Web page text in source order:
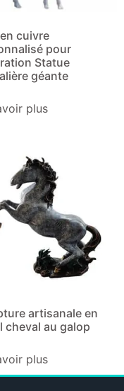
cuivre
pour
Statue
géante
plus
artisanale en
cheval au galop
plus